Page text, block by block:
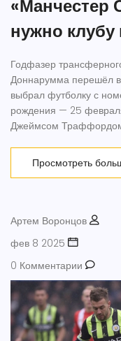
«Манчестер
нужно
Годфазер
Доннарумма перешёл
выбрал футболку с
рождения — 25
Джеймсом
роль в команде
Просмотреть
Артем Воронцов
фев 8 2025
0 Комментарии